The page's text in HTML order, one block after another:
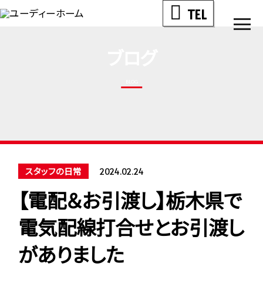
TEL
スタッフの日常 2024.02.24
【電配＆お引渡し】栃木県で
電気配線打合せとお引渡し
がありました